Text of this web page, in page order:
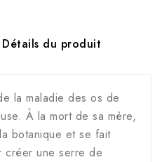
Détails du produit
la maladie des os de
À la mort de sa mère,
botanique et se fait
créer une serre de